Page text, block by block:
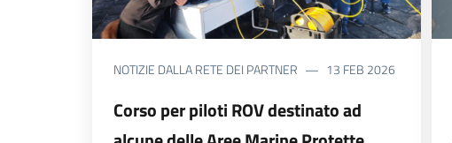
NOTIZIE DALLA RETE DEI PARTNER 13 FEB 2026
Corso per piloti ROV destinato ad